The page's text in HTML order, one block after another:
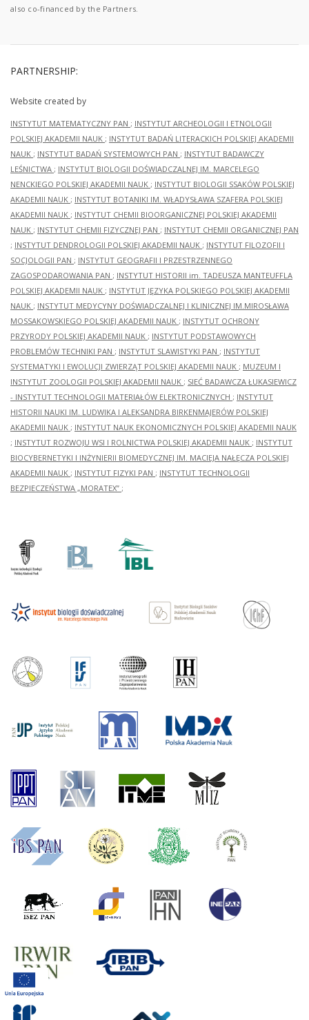
also co-financed by the Partners.
PARTNERSHIP:
Website created by
INSTYTUT MATEMATYCZNY PAN ; INSTYTUT ARCHEOLOGII I ETNOLOGII
POLSKIEJ AKADEMII NAUK ; INSTYTUT BADAŃ LITERACKICH POLSKIEJ AKADEMII
NAUK ; INSTYTUT BADAŃ SYSTEMOWYCH PAN ; INSTYTUT BADAWCZY
LEŚNICTWA ; INSTYTUT BIOLOGII DOŚWIADCZALNEJ IM. MARCELEGO
NENCKIEGO POLSKIEJ AKADEMII NAUK ; INSTYTUT BIOLOGII SSAKÓW POLSKIEJ
AKADEMII NAUK ; INSTYTUT BOTANIKI IM. WŁADYSŁAWA SZAFERA POLSKIEJ
AKADEMII NAUK ; INSTYTUT CHEMII BIOORGANICZNEJ POLSKIEJ AKADEMII
NAUK ; INSTYTUT CHEMII FIZYCZNEJ PAN ; INSTYTUT CHEMII ORGANICZNEJ PAN
; INSTYTUT DENDROLOGII POLSKIEJ AKADEMII NAUK ; INSTYTUT FILOZOFII I
SOCJOLOGII PAN ; INSTYTUT GEOGRAFII I PRZESTRZENNEGO
ZAGOSPODAROWANIA PAN ; INSTYTUT HISTORII im. TADEUSZA MANTEUFFLA
POLSKIEJ AKADEMII NAUK ; INSTYTUT JĘZYKA POLSKIEGO POLSKIEJ AKADEMII
NAUK ; INSTYTUT MEDYCYNY DOŚWIADCZALNEJ I KLINICZNEJ IM.MIROSŁAWA
MOSSAKOWSKIEGO POLSKIEJ AKADEMII NAUK ; INSTYTUT OCHRONY
PRZYRODY POLSKIEJ AKADEMII NAUK ; INSTYTUT PODSTAWOWYCH
PROBLEMÓW TECHNIKI PAN ; INSTYTUT SLAWISTYKI PAN ; INSTYTUT
SYSTEMATYKI I EWOLUCJI ZWIERZĄT POLSKIEJ AKADEMII NAUK ; MUZEUM I
INSTYTUT ZOOLOGII POLSKIEJ AKADEMII NAUK ; SIEĆ BADAWCZA ŁUKASIEWICZ
- INSTYTUT TECHNOLOGII MATERIAŁÓW ELEKTRONICZNYCH ; INSTYTUT
HISTORII NAUKI IM. LUDWIKA I ALEKSANDRA BIRKENMAJERÓW POLSKIEJ
AKADEMII NAUK ; INSTYTUT NAUK EKONOMICZNYCH POLSKIEJ AKADEMII NAUK
; INSTYTUT ROZWOJU WSI I ROLNICTWA POLSKIEJ AKADEMII NAUK ; INSTYTUT
BIOCYBERNETYKI I INŻYNIERII BIOMEDYCZNEJ IM. MACIEJA NAŁĘCZA POLSKIEJ
AKADEMII NAUK ; INSTYTUT FIZYKI PAN ; INSTYTUT TECHNOLOGII
BEZPIECZEŃSTWA „MORATEX” ;